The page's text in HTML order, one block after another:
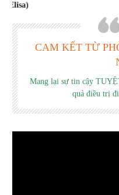
CAM KẾT TỪ
Mang lại sự tin cậy
quả điều trị